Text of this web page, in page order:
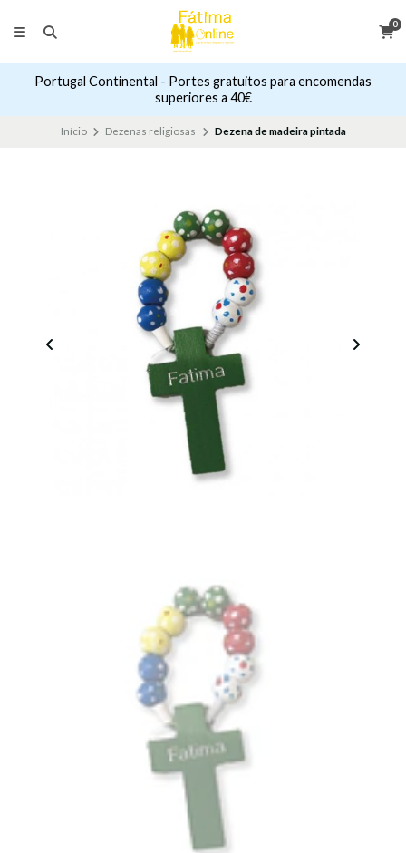
0
Portugal Continental - Portes gratuitos para encomendas
superiores a 40€
Início Dezenas religiosas Dezena de madeira pintada